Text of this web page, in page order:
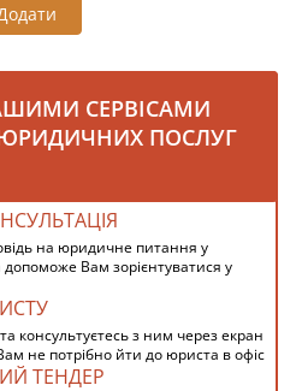
СЕРВІСАМИ
ПОСЛУГ
на юридичне питання у
Вам зорієнтуватися у
консультуєтесь з ним через екран
не потрібно йти до юриста в офіс
ТЕНДЕР